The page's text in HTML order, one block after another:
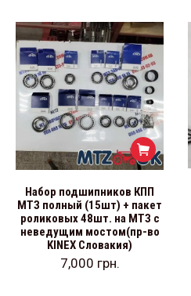
Набор подшипников КПП
МТЗ полный (15шт) + пакет
роликовых 48шт. на МТЗ с
неведущим мостом(пр-во
KINEX Словакия)
7,000 грн.